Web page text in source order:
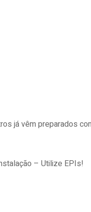
já vêm preparados
– Utilize EPIs!